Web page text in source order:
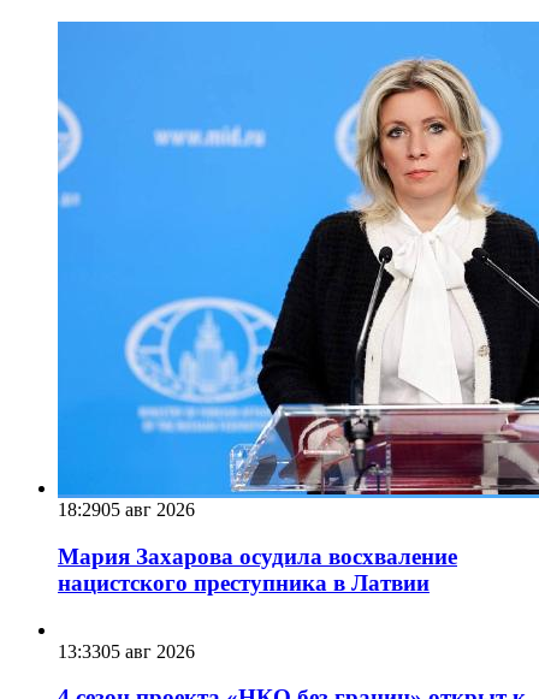
18:2905 авг 2026
Мария Захарова осудила восхваление
нацистского преступника в Латвии
13:3305 авг 2026